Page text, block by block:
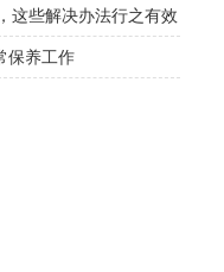
这些解决办法行之有效
保养工作